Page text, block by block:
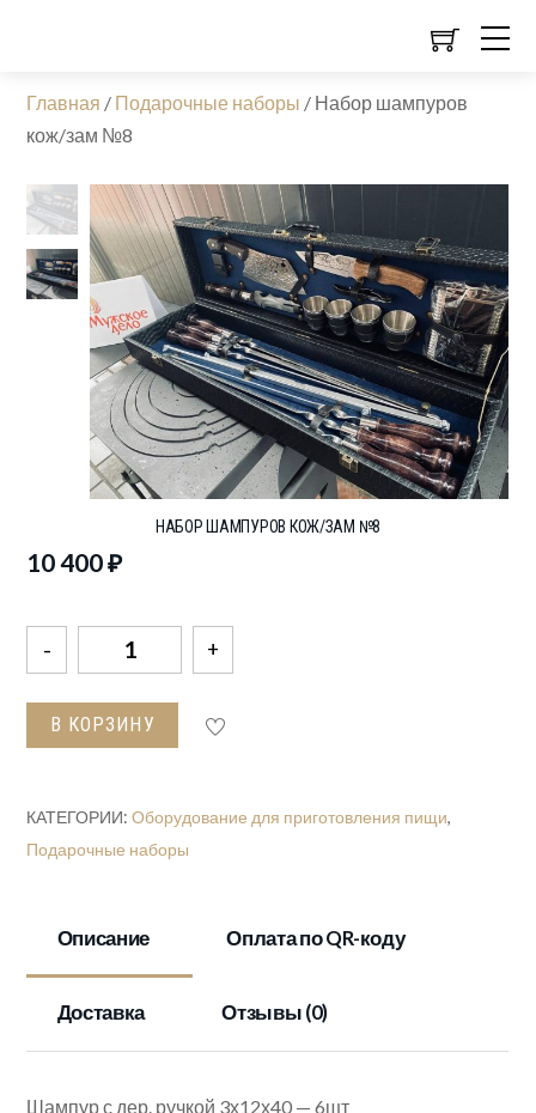
Главная / Подарочные наборы / Набор шампуров
кож/зам №8
НАБОР ШАМПУРОВ КОЖ/ЗАМ №8
10 400₽
Количество
товара
Набор
шампуров
В КОРЗИНУ
КАТЕГОРИИ:Оборудование для приготовления пищи,
Подарочные наборы
Описание Оплата по QR-коду
Доставка Отзывы (0)
Шампур с дер. ручкой 3х12х40 — 6шт